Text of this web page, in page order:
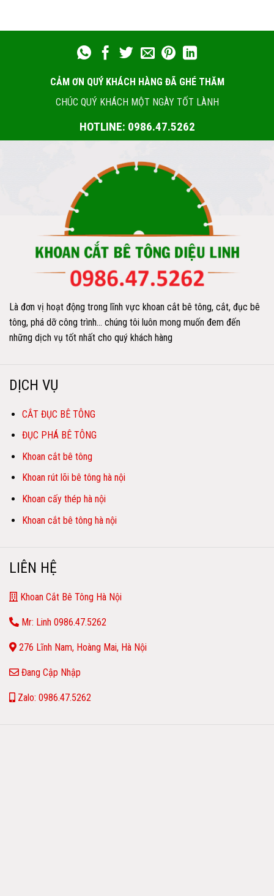
CẢM ƠN QUÝ KHÁCH HÀNG ĐÃ GHÉ THĂM
CHÚC QUÝ KHÁCH MỘT NGÀY TỐT LÀNH
HOTLINE: 0986.47.5262
Là đơn vị hoạt động trong lĩnh vực khoan cắt bê tông, cắt, đục bê
tông, phá dỡ công trình… chúng tôi luôn mong muốn đem đến
những dịch vụ tốt nhất cho quý khách hàng
DỊCH VỤ
CẮT ĐỤC BÊ TÔNG
ĐỤC PHÁ BÊ TÔNG
Khoan cắt bê tông
Khoan rút lõi bê tông hà nội
Khoan cấy thép hà nội
Khoan cắt bê tông hà nội
LIÊN HỆ
Khoan Cắt Bê Tông Hà Nội
Mr: Linh 0986.47.5262
276 Lĩnh Nam, Hoàng Mai, Hà Nội
Đang Cập Nhập
Zalo: 0986.47.5262